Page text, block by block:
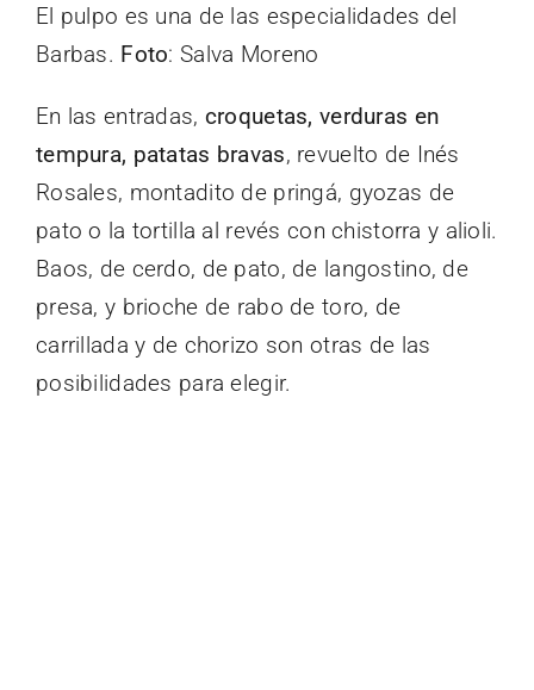
El pulpo es una de las especialidades del
Barbas. Foto: Salva Moreno
En las entradas, croquetas, verduras en
tempura, patatas bravas, revuelto de Inés
Rosales, montadito de pringá, gyozas de
pato o la tortilla al revés con chistorra y alioli.
Baos, de cerdo, de pato, de langostino, de
presa, y brioche de rabo de toro, de
carrillada y de chorizo son otras de las
posibilidades para elegir.